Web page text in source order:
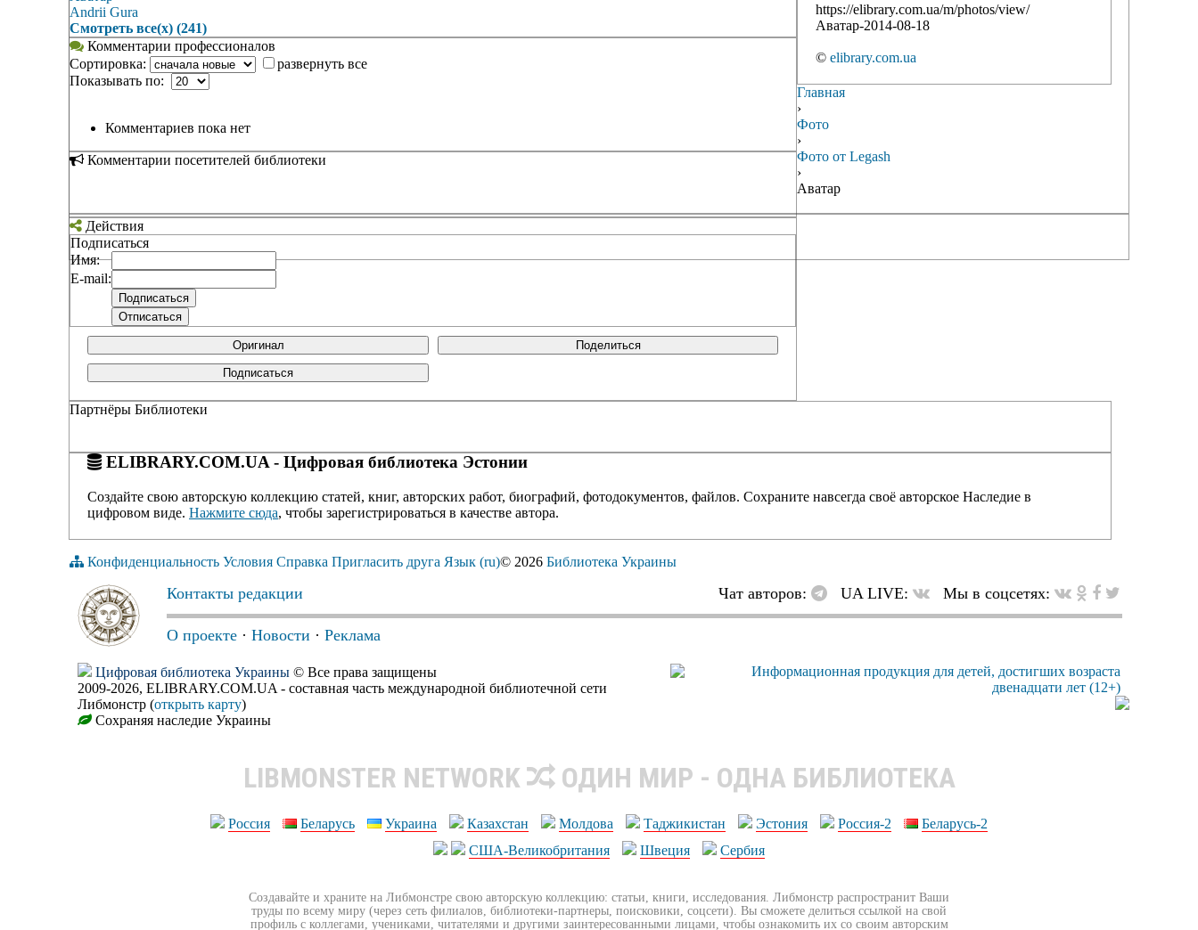
Andrii Gura
Смотреть все(х) (241)
Комментарии профессионалов
Сортировка:
развернуть все
Показывать по:
Комментариев пока нет
Комментарии посетителей библиотеки
Действия
Подписаться
Имя:
E-mail:
Оригинал Поделиться
Подписаться
https://elibrary.com.ua/m/photos/view/
Аватар-2014-08-18
© elibrary.com.ua
Партнёры Библиотеки
ELIBRARY.COM.UA - Цифровая библиотека Эстонии
Создайте свою авторскую коллекцию статей, книг, авторских работ, биографий, фотодокументов, файлов. Сохраните навсегда своё авторское Наследие в
цифровом виде. Нажмите сюда, чтобы зарегистрироваться в качестве автора.
Главная
›
Фото
›
Фото от Legash
›
Аватар
Конфиденциальность Условия Справка Пригласить друга Язык (ru)© 2026 Библиотека Украины
Контакты редакции Чат авторов: UA LIVE: Мы в соцсетях:
О проекте · Новости · Реклама
Цифровая библиотека Украины © Все права защищены
2009-2026, ELIBRARY.COM.UA - составная часть международной библиотечной сети
Либмонстр (открыть карту)
Сохраняя наследие Украины
LIBMONSTER NETWORK ОДИН МИР - ОДНА БИБЛИОТЕКА
Россия Беларусь Украина Казахстан Молдова Таджикистан Эстония Россия-2
Беларусь-2
США-Великобритания
Швеция Сербия
Создавайте и храните на Либмонстре свою авторскую коллекцию: статьи, книги, исследования. Либмонстр распространит Ваши
труды по всему миру (через сеть филиалов, библиотеки-партнеры, поисковики, соцсети). Вы сможете делиться ссылкой на свой
профиль с коллегами, учениками, читателями и другими заинтересованными лицами, чтобы ознакомить их со своим авторским